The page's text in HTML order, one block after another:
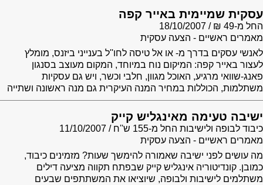
עסקית שמיימית באייר קפה
החל מ-49 ₪
18/10/2007
מאמרים ראשיים - הצעה עסקית
לאנשי עסקים בדרך מ- או אל טיסה לחו''ל בענייני ביזנס, מומלץ
לעצור באייר קפה: המיקום נוח במיוחד, המקום מעוצב בסנגון
פאנג-שוואי מרגיע, האוכל מגוון, חלבי וכשר, ויש גם עסקיות
משתלמות, הכוללות במחיר המנה העיקרית גם מנה ראשונה ושתייה
ישיבה טעימה מאינגליש קייק
כיבוד לבופה ולישיבות החל מ-155 ש''ח
11/10/2007
מאמרים ראשיים - הצעה עסקית
מה עושים לפני ישיבה שאמורה להימשך שעות? מזמינים כיבוד,
כמובן. קונדיטוריה אינגליש קייק שבפתח תקווה מציעה דילים
משתלמים לישיבות ולבופה, שיוציאו את המשתתפים שבעים